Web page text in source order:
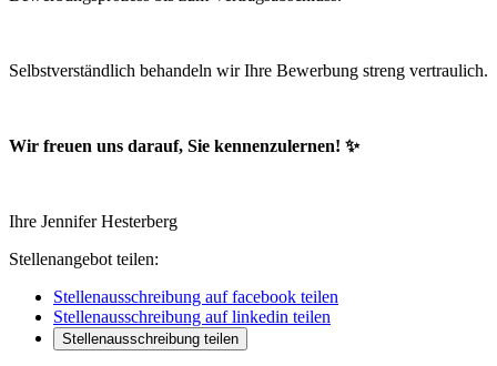
Selbstverständlich behandeln wir Ihre Bewerbung streng vertraulich.
Wir freuen uns darauf, Sie kennenzulernen! ✨
Ihre Jennifer Hesterberg
Stellenangebot teilen:
Stellenausschreibung auf facebook teilen
Stellenausschreibung auf linkedin teilen
Stellenausschreibung teilen